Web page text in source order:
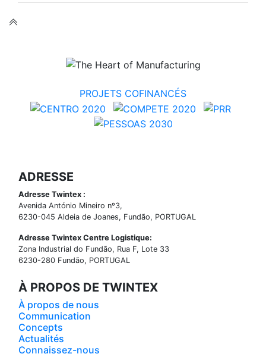
PROJETS COFINANCÉS
ADRESSE
Adresse Twintex :
Avenida António Mineiro nº3,
6230-045 Aldeia de Joanes, Fundão, PORTUGAL
Adresse Twintex Centre Logistique:
Zona Industrial do Fundão, Rua F, Lote 33
6230-280 Fundão, PORTUGAL
À PROPOS DE TWINTEX
À propos de nous
Communication
Concepts
Actualités
Connaissez-nous